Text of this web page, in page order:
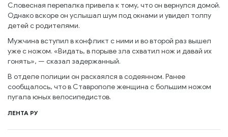
Словесная перепалка привела к тому, что он вернулся домой.
Однако вскоре он услышал шум под окнами и увидел толпу
детей с родителями.
Мужчина вступил в конфликт с ними и во второй раз вышел
уже с ножом. «Видать, в порыве зла схватил нож и давай их
гонять», — сказал задержанный.
В отделе полиции он раскаялся в содеянном. Ранее
сообщалось, что в Ставрополе женщина с большим ножом
пугала юных велосипедистов.
ЛЕНТА РУ